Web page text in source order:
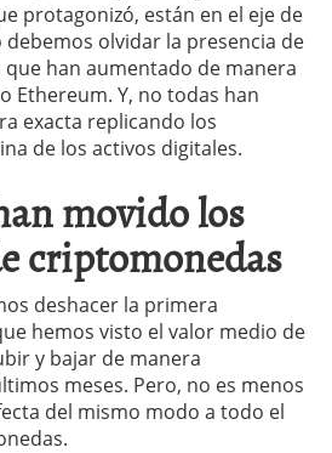
protagonizó, están en el eje de
olvidar la presencia de
han aumentado de manera
Ethereum. Y, no todas han
exacta replicando los
de los activos digitales.
movido los
criptomonedas
deshacer la primera
hemos visto el valor medio de
y bajar de manera
meses. Pero, no es menos
del mismo modo a todo el